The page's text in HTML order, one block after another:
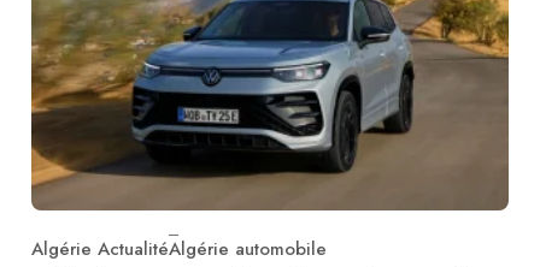
Category
Algérie ActualitéAlgérie automobile